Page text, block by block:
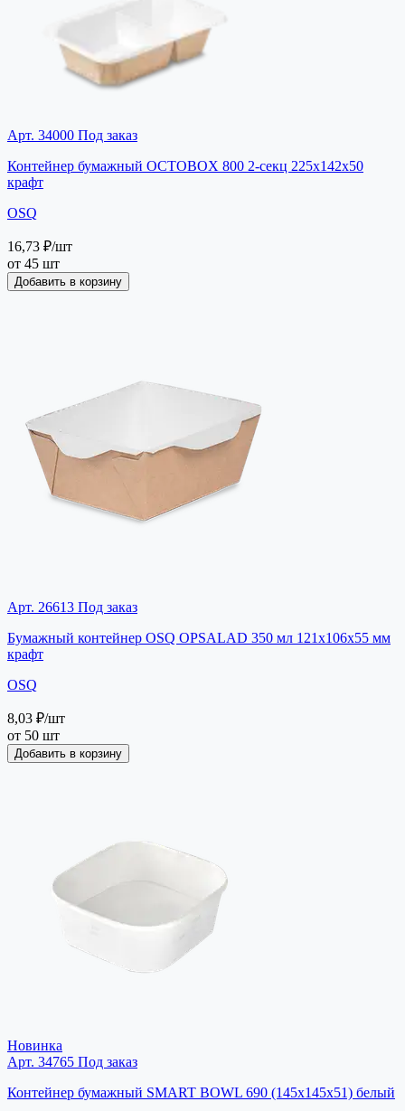
Арт. 34000 Под заказ
Контейнер бумажный OCTOBOX 800 2-секц 225х142х50
крафт
OSQ
16,73 ₽/шт
от 45 шт
Добавить в корзину
Арт. 26613 Под заказ
Бумажный контейнер OSQ OPSALAD 350 мл 121x106x55 мм
крафт
OSQ
8,03 ₽/шт
от 50 шт
Добавить в корзину
Новинка
Арт. 34765 Под заказ
Контейнер бумажный SMART BOWL 690 (145х145х51) белый